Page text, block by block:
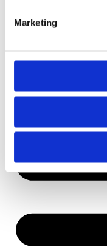
Marketing